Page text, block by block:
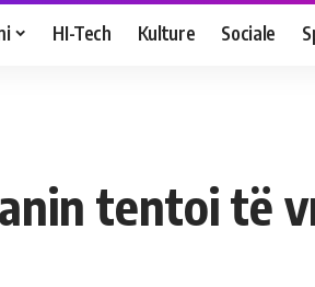
HI-Tech Kulture Sociale
tentoi të